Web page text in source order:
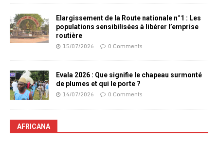
Elargissement de la Route nationale n°1 : Les
populations sensibilisées à libérer l’emprise
routière
15/07/2026 0 Comments
Evala 2026 : Que signifie le chapeau surmonté
de plumes et qui le porte ?
14/07/2026 0 Comments
AFRICANA